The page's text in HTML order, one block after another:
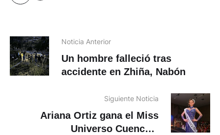
Noticia Anterior
Un hombre falleció tras
accidente en Zhiña, Nabón
Siguiente Noticia
Ariana Ortiz gana el Miss
Universo Cuenca y